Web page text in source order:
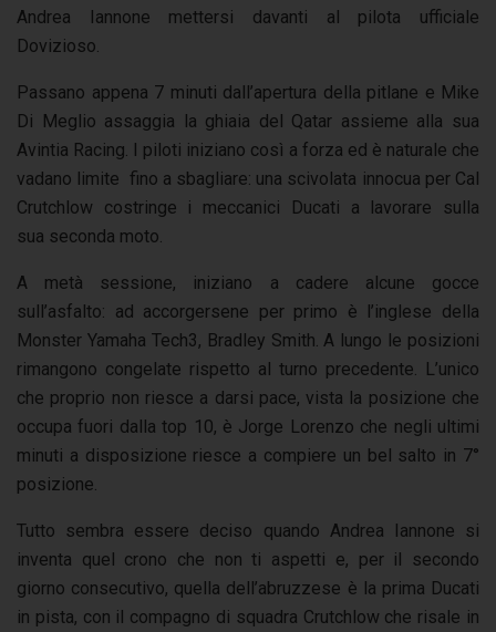
Andrea Iannone mettersi davanti al pilota ufficiale
Dovizioso.
Passano appena 7 minuti dall’apertura della pitlane e Mike
Di Meglio assaggia la ghiaia del Qatar assieme alla sua
Avintia Racing. I piloti iniziano così a forza ed è naturale che
vadano limite fino a sbagliare: una scivolata innocua per Cal
Crutchlow costringe i meccanici Ducati a lavorare sulla
sua seconda moto.
A metà sessione, iniziano a cadere alcune gocce
sull’asfalto: ad accorgersene per primo è l’inglese della
Monster Yamaha Tech3, Bradley Smith. A lungo le posizioni
rimangono congelate rispetto al turno precedente. L’unico
che proprio non riesce a darsi pace, vista la posizione che
occupa fuori dalla top 10, è Jorge Lorenzo che negli ultimi
minuti a disposizione riesce a compiere un bel salto in 7°
posizione.
Tutto sembra essere deciso quando Andrea Iannone si
inventa quel crono che non ti aspetti e, per il secondo
giorno consecutivo, quella dell’abruzzese è la prima Ducati
in pista, con il compagno di squadra Crutchlow che risale in